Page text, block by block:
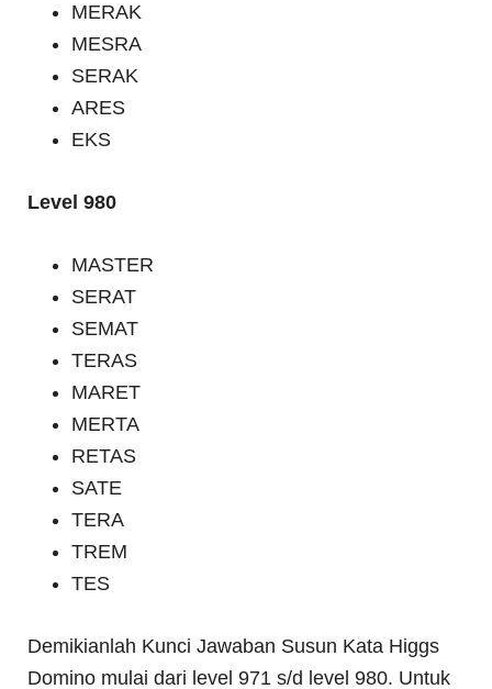
MERAK
MESRA
SERAK
ARES
EKS
Level 980
MASTER
SERAT
SEMAT
TERAS
MARET
MERTA
RETAS
SATE
TERA
TREM
TES
Demikianlah Kunci Jawaban Susun Kata Higgs
Domino mulai dari level 971 s/d level 980. Untuk